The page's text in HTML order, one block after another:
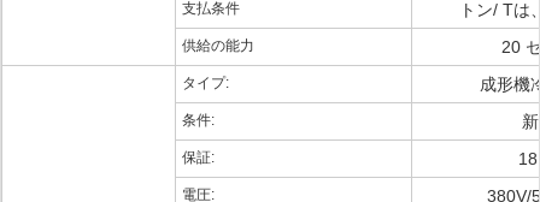
支払条件 トン/ T
供給の能力 20
タイプ: 成形機
条件:
保証:
電圧: 380V/